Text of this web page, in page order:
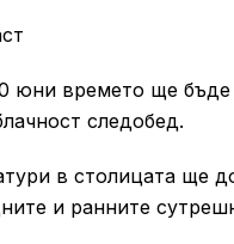
юни времето ще
следобед.
в столицата ще
и ранните